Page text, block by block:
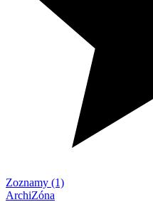
Zoznamy (1)
ArchiZóna